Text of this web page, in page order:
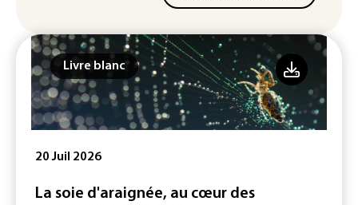
Livre blanc
20 Juil 2026
La soie d'araignée, au cœur des